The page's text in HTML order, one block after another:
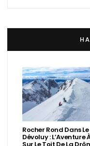
Rocher Rond Dans Le
Dévoluy : L’Aventure
Sur Le Toit De La